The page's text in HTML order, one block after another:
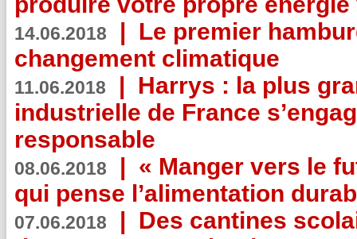
14.06.2018 | Le premier
changement climatique
11.06.2018 | Harrys : la plus
industrielle de France
responsable
08.06.2018 | « Manger vers le
qui pense l’alimentation
07.06.2018 | Des cantines